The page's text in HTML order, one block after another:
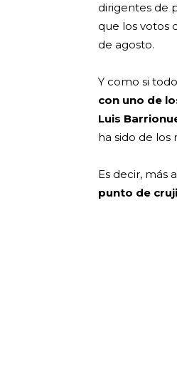
dirigentes de
que los votos
de agosto.
Y como si
con uno de
Luis
ha sido de los
Es decir, más
punto de